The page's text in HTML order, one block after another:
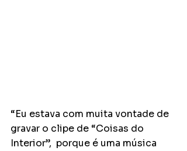
“Eu estava com muita vontade de
gravar o clipe de “Coisas do
Interior”,  porque é uma música